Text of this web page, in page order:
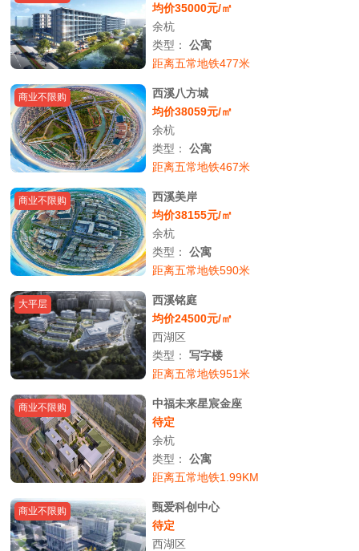
均价35000元/㎡
余杭
类型：公寓
距离五常地铁477米
商业不限购
西溪八方城
均价38059元/㎡
余杭
类型：公寓
距离五常地铁467米
商业不限购
西溪美岸
均价38155元/㎡
余杭
类型：公寓
距离五常地铁590米
大平层
西溪铭庭
均价24500元/㎡
西湖区
类型：写字楼
距离五常地铁951米
商业不限购
中福未来星宸金座
待定
余杭
类型：公寓
距离五常地铁1.99KM
商业不限购
甄爱科创中心
待定
西湖区